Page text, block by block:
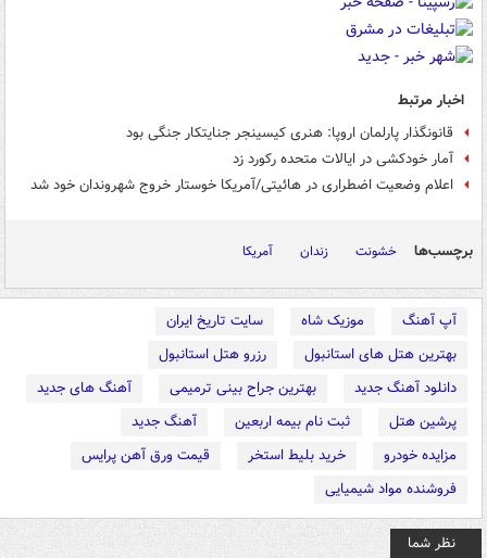
اخبار مرتبط
قانونگذار پارلمان اروپا: هنری کیسینجر جنایتکار جنگی بود
آمار خودکشی در ایالات متحده رکورد زد
اعلام وضعیت اضطراری در هائیتی/آمریکا خوستار خروج شهروندان خود شد
برچسب‌ها خشونت زندان آمریکا
آپ آهنگ موزیک شاه
سایت تاریخ ایران
بهترین هتل های استانبول
رزرو هتل استانبول
دانلود آهنگ جدید
بهترین جراح بینی ترمیمی
آهنگ های جدید
پرشین هتل
ثبت نام بیمه اربعین
آهنگ جدید
مزایده خودرو
خرید بلیط استخر
قیمت ورق آهن پرایس
فروشنده مواد شیمیایی
نظر شما